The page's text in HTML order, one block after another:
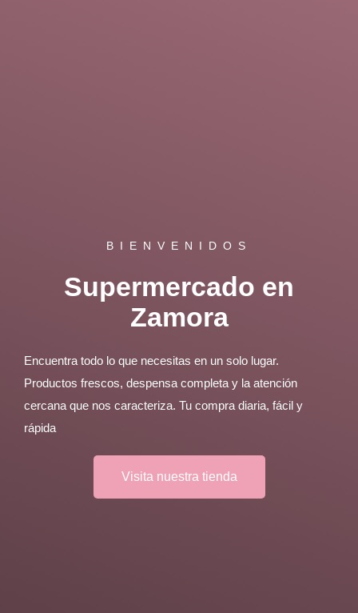
BIENVENIDOS
Supermercado en
Zamora
Encuentra todo lo que necesitas en un solo lugar.
Productos frescos, despensa completa y la atención
cercana que nos caracteriza. Tu compra diaria, fácil y
rápida
Visita nuestra tienda